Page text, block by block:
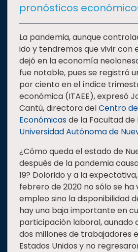
SUSTENTABILIDAD
TEMAS
Oferta
educativa
Estudiantes
Rectoría
Internacionalización
Responsabilidad
social
Vinculación
Historia
Universiada
Nacional
pronósticos
La pandemia, aunque
ido y tendremos que vivir con
dejó en la economía
fue notable, pues se registró
por ciento en el índice
económica (ITAEE), expresó
Cantú, directora delCentro
Económicasde la Facultad
Universidad Autónoma de
¿Cómo queda el estado de
después de la pandemia
19? Dolorido y a la
febrero de 2020 no sólo se
empleo sino la disponibilidad
hay una baja importante en
participación laboral, aunado
dos millones de trabajadores
Estados Unidos y no